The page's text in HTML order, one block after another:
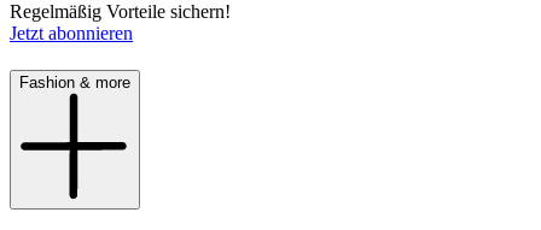
Regelmäßig Vorteile sichern!
Jetzt abonnieren
Fashion & more